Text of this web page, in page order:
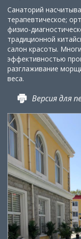
Санаторий
терапевтическое;
физио-
традиционной
салон красоты.
эффективностью
разглаживание
веса.
Версия для